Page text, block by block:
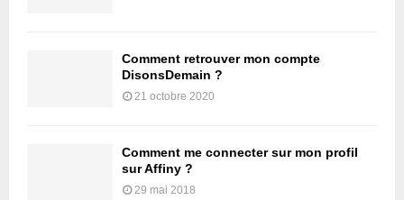
Comment retrouver mon compte
DisonsDemain ?
21 octobre 2020
Comment me connecter sur mon profil
sur Affiny ?
29 mai 2018